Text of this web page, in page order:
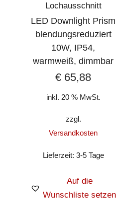
Lochausschnitt
LED Downlight Prism
blendungsreduziert
10W, IP54,
warmweiß, dimmbar
€ 65,88
inkl. 20 % MwSt.
zzgl.
Versandkosten
Lieferzeit: 3-5 Tage
Auf die
Wunschliste setzen